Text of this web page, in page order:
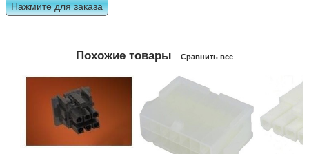
Нажмите для заказа
Похожие товары Сравнить все